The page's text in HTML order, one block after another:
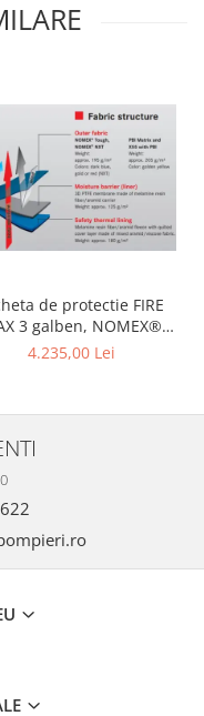
de protectie FIRE
3 galben, NOMEX®
Tought
4.235,00 Lei